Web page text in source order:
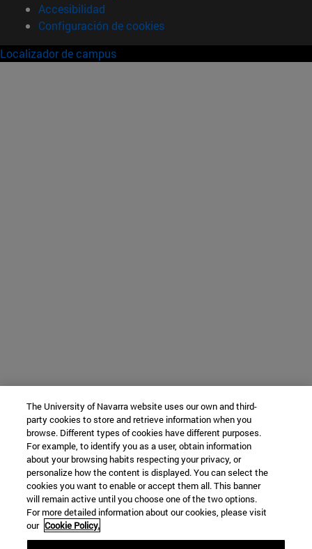
Accesibilidad
Configuración de cookies
Localizador de campus
The University of Navarra website uses our own and third-
party cookies to store and retrieve information when you
browse. Different types of cookies have different purposes.
For example, to identify you as a user, obtain information
about your browsing habits respecting your privacy, or
personalize how the content is displayed. You can select the
cookies you want to enable or accept them all. This banner
will remain active until you choose one of the two options.
For more detailed information about our cookies, please visit
our Cookie Policy.